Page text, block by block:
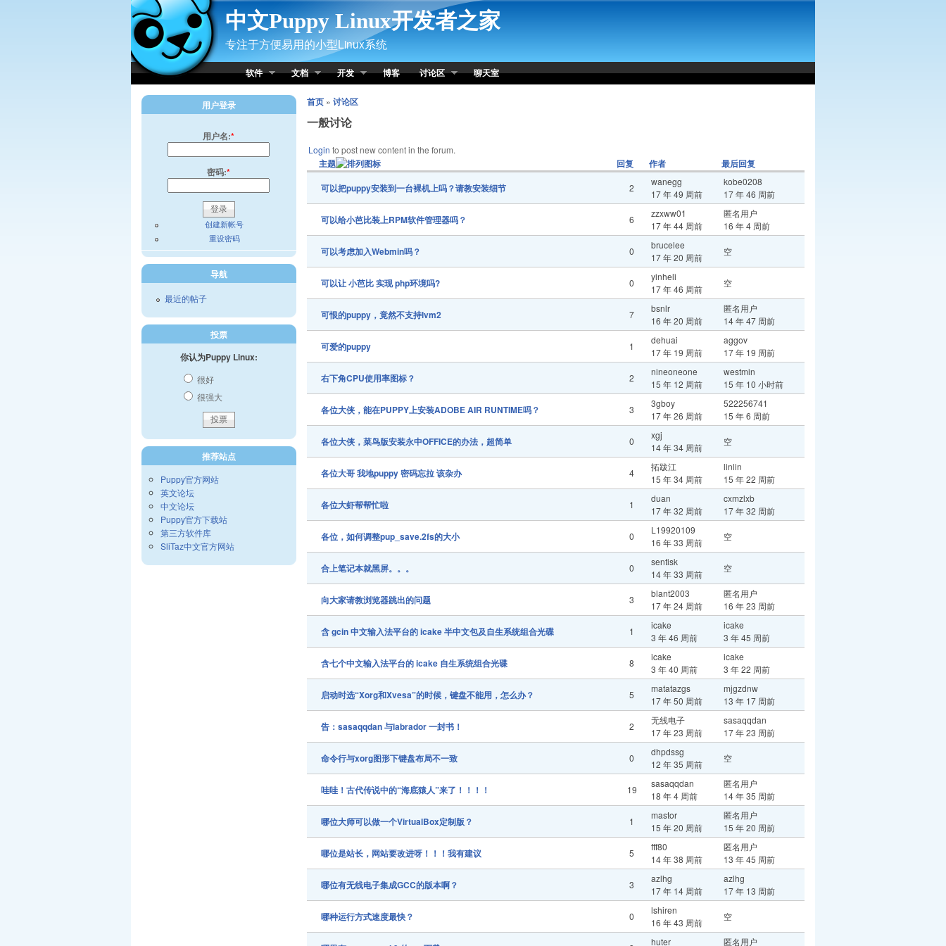
Skip to Content
中文Puppy Linux开发者之家
专注于方便易用的小型Linux系统
软件 文档 开发 博客 讨论区 聊天室
首页» 讨论区
一般讨论
Login to post new content in the forum.
主题 回复 作者
最后回复
可以把puppy安装到一台裸机上吗？请教安装细节
2
wanegg
17 年 49 周前
kobe0208
17 年 46 周前
可以给小芭比装上RPM软件管理器吗？ 6
zzxww01
17 年 44 周前
匿名用户
16 年 4 周前
可以考虑加入Webmin吗？ 0
brucelee
17 年 20 周前
空
可以让 小芭比 实现 php环境吗? 0
yinheli
17 年 46 周前
空
可恨的puppy，竟然不支持lvm2 7
bsnlr
16 年 20 周前
匿名用户
14 年 47 周前
可爱的puppy 1
dehuai
17 年 19 周前
aggov
17 年 19 周前
右下角CPU使用率图标？ 2
nineoneone
15 年 12 周前
westmin
15 年 10 小时前
各位大侠，能在PUPPY上安装ADOBE AIR RUNTIME吗？ 3
3gboy
17 年 26 周前
522256741
15 年 6 周前
各位大侠，菜鸟版安装永中OFFICE的办法，超简单 0
xgj
14 年 34 周前
空
各位大哥 我地puppy 密码忘拉 该杂办 4
拓跋江
15 年 34 周前
linlin
15 年 22 周前
各位大虾帮帮忙啦 1
duan
17 年 32 周前
cxmzlxb
17 年 32 周前
各位，如何调整pup_save.2fs的大小 0
L19920109
16 年 33 周前
空
合上笔记本就黑屏。。。 0
sentisk
14 年 33 周前
空
向大家请教浏览器跳出的问题 3
blant2003
17 年 24 周前
匿名用户
16 年 23 周前
含 gcin 中文输入法平台的 icake 半中文包及自生系统组合光碟 1
icake
3 年 46 周前
icake
3 年 45 周前
含七个中文输入法平台的 icake 自生系统组合光碟 8
icake
3 年 40 周前
icake
3 年 22 周前
启动时选“Xorg和Xvesa”的时候，键盘不能用，怎么办？ 5
matatazgs
17 年 50 周前
mjgzdnw
13 年 17 周前
告：sasaqqdan 与labrador 一封书！ 2
无线电子
17 年 23 周前
sasaqqdan
17 年 23 周前
命令行与xorg图形下键盘布局不一致 0
dhpdssg
12 年 35 周前
空
哇哇！古代传说中的“海底猿人”来了！！！！ 19
sasaqqdan
18 年 4 周前
匿名用户
14 年 35 周前
哪位大师可以做一个VirtualBox定制版？ 1
mastor
15 年 20 周前
匿名用户
15 年 20 周前
哪位是站长，网站要改进呀！！！我有建议 5
fff80
14 年 38 周前
匿名用户
13 年 45 周前
哪位有无线电子集成GCC的版本啊？ 3
azlhg
17 年 14 周前
azlhg
17 年 13 周前
哪种运行方式速度最快？ 0
lshiren
16 年 43 周前
空
huter 匿名用户
用户登录
用户名:*
密码:*
创建新帐号
重设密码
导航
最近的帖子
投票
你认为Puppy Linux:
很好
很强大
推荐站点
Puppy官方网站
英文论坛
中文论坛
Puppy官方下载站
第三方软件库
SliTaz中文官方网站